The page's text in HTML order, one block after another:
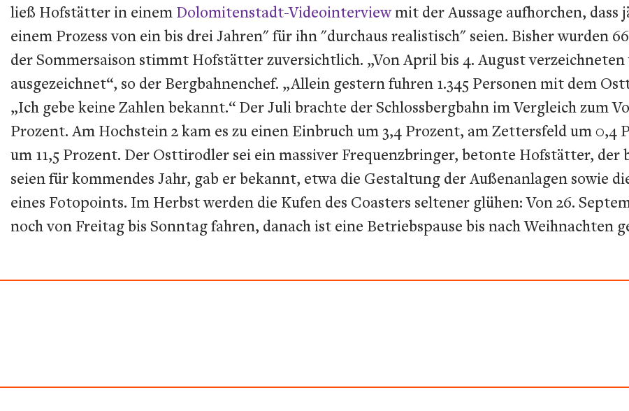
ließ Hofstätter in einem Dolomitenstadt-Videointerviewmit der Aussage aufhorchen,
einem Prozess von ein bis drei Jahren" für ihn "durchaus realistisch" seien. Bisher wurden
der Sommersaison stimmt Hofstätter zuversichtlich. „Von April bis 4. August verzeichneten
ausgezeichnet“, so der Bergbahnenchef. „Allein gestern fuhren 1.345 Personen mit dem
„Ich gebe keine Zahlen bekannt.“ Der Juli brachte der Schlossbergbahn im Vergleich zum
Prozent. Am Hochstein 2 kam es zu einen Einbruch um 3,4 Prozent, am Zettersfeld um
um 11,5 Prozent. Der Osttirodler sei ein massiver Frequenzbringer, betonte Hofstätter,
seien für kommendes Jahr, gab er bekannt, etwa die Gestaltung der Außenanlagen sowie
eines Fotopoints. Im Herbst werden die Kufen des Coasters seltener glühen: Von 26.
noch von Freitag bis Sonntag fahren, danach ist eine Betriebspause bis nach Weihnachten